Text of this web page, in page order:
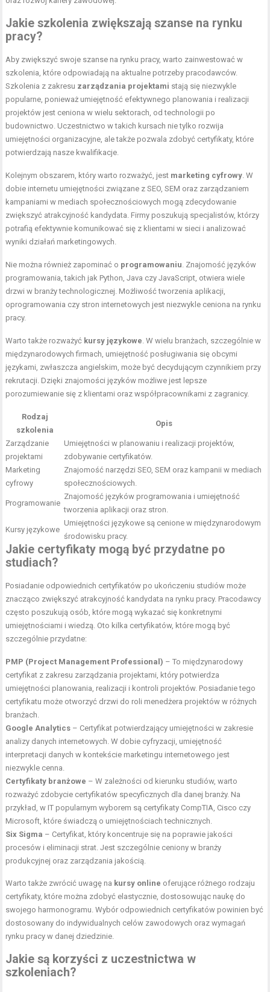
Jakie szkolenia zwiększają szanse na rynku
pracy?
Aby zwiększyć swoje szanse na rynku pracy, warto zainwestować w
szkolenia, które odpowiadają na aktualne potrzeby pracodawców.
Szkolenia z zakresu zarządzania projektami stają się niezwykle
popularne, ponieważ umiejętność efektywnego planowania i realizacji
projektów jest ceniona w wielu sektorach, od technologii po
budownictwo. Uczestnictwo w takich kursach nie tylko rozwija
umiejętności organizacyjne, ale także pozwala zdobyć certyfikaty, które
potwierdzają nasze kwalifikacje.
Kolejnym obszarem, który warto rozważyć, jest marketing cyfrowy . W
dobie internetu umiejętności związane z SEO, SEM oraz zarządzaniem
kampaniami w mediach społecznościowych mogą zdecydowanie
zwiększyć atrakcyjność kandydata. Firmy poszukują specjalistów, którzy
potrafią efektywnie komunikować się z klientami w sieci i analizować
wyniki działań marketingowych.
Nie można również zapominać o programowaniu . Znajomość języków
programowania, takich jak Python, Java czy JavaScript, otwiera wiele
drzwi w branży technologicznej. Możliwość tworzenia aplikacji,
oprogramowania czy stron internetowych jest niezwykle ceniona na rynku
pracy.
Warto także rozważyć kursy językowe . W wielu branżach, szczególnie w
międzynarodowych firmach, umiejętność posługiwania się obcymi
językami, zwłaszcza angielskim, może być decydującym czynnikiem przy
rekrutacji. Dzięki znajomości języków możliwe jest lepsze
porozumiewanie się z klientami oraz współpracownikami z zagranicy.
Rodzaj
szkolenia
Opis
Zarządzanie
projektami
Umiejętności w planowaniu i realizacji projektów,
zdobywanie certyfikatów.
Marketing
cyfrowy
Znajomość narzędzi SEO, SEM oraz kampanii w mediach
społecznościowych.
Programowanie
Znajomość języków programowania i umiejętność
tworzenia aplikacji oraz stron.
Kursy językowe
Umiejętności językowe są cenione w międzynarodowym
środowisku pracy.
Jakie certyfikaty mogą być przydatne po
studiach?
Posiadanie odpowiednich certyfikatów po ukończeniu studiów może
znacząco zwiększyć atrakcyjność kandydata na rynku pracy. Pracodawcy
często poszukują osób, które mogą wykazać się konkretnymi
umiejętnościami i wiedzą. Oto kilka certyfikatów, które mogą być
szczególnie przydatne:
PMP (Project Management Professional) – To międzynarodowy
certyfikat z zakresu zarządzania projektami, który potwierdza
umiejętności planowania, realizacji i kontroli projektów. Posiadanie tego
certyfikatu może otworzyć drzwi do roli menedżera projektów w różnych
branżach.
Google Analytics – Certyfikat potwierdzający umiejętności w zakresie
analizy danych internetowych. W dobie cyfryzacji, umiejętność
interpretacji danych w kontekście marketingu internetowego jest
niezwykle cenna.
Certyfikaty branżowe – W zależności od kierunku studiów, warto
rozważyć zdobycie certyfikatów specyficznych dla danej branży. Na
przykład, w IT popularnym wyborem są certyfikaty CompTIA, Cisco czy
Microsoft, które świadczą o umiejętnościach technicznych.
Six Sigma – Certyfikat, który koncentruje się na poprawie jakości
procesów i eliminacji strat. Jest szczególnie ceniony w branży
produkcyjnej oraz zarządzania jakością.
Warto także zwrócić uwagę na kursy online oferujące różnego rodzaju
certyfikaty, które można zdobyć elastycznie, dostosowując naukę do
swojego harmonogramu. Wybór odpowiednich certyfikatów powinien być
dostosowany do indywidualnych celów zawodowych oraz wymagań
rynku pracy w danej dziedzinie.
Jakie są korzyści z uczestnictwa w
szkoleniach?